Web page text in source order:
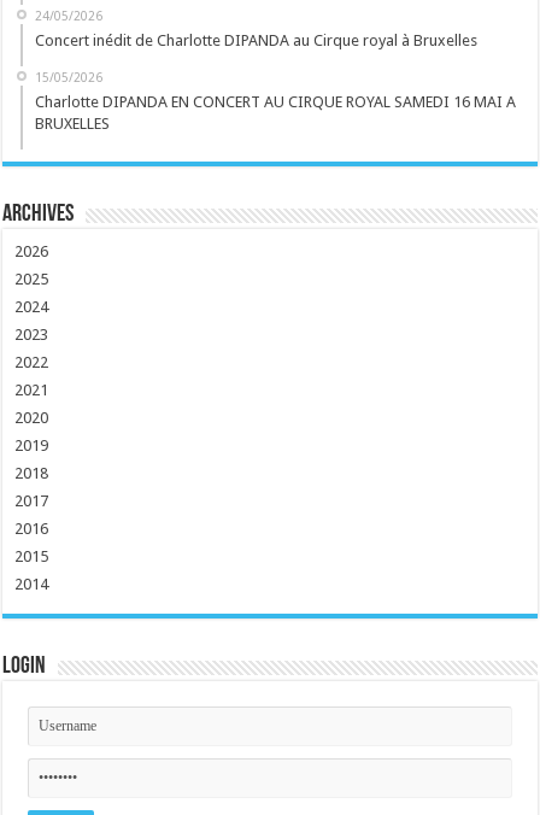
24/05/2026
Concert inédit de Charlotte DIPANDA au Cirque royal à Bruxelles
15/05/2026
Charlotte DIPANDA EN CONCERT AU CIRQUE ROYAL SAMEDI 16 MAI A
BRUXELLES
Archives
2026
2025
2024
2023
2022
2021
2020
2019
2018
2017
2016
2015
2014
Login